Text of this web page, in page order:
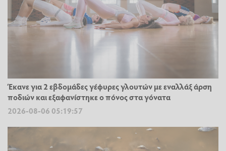
Έκανε για 2 εβδομάδες γέφυρες γλουτών με εναλλάξ άρση
ποδιών και εξαφανίστηκε ο πόνος στα γόνατα
2026-08-06 05:19:57